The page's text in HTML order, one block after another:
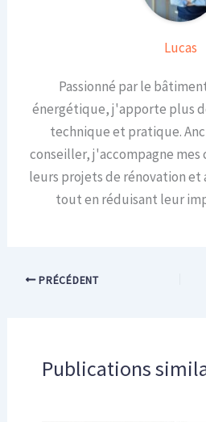
Lucas
Passionné par le
énergétique, j'apporte plus
technique et pratique.
conseiller, j'accompagne
leurs projets de rénovation
tout en réduisant leur
PRÉCÉDENT
Publications